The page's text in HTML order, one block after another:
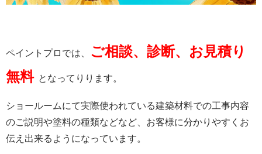
ペイントプロでは、
ご相談、診断、お見積り
無料 となってりります。
ショールームにて実際使われている建築材料での工事内容
のご説明や塗料の種類などなど、お客様に分かりやすくお
伝え出来るようになっています。